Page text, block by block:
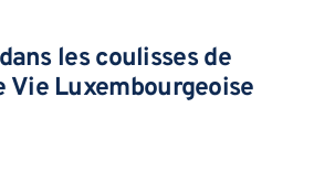
les coulisses de
Vie Luxembourgeoise